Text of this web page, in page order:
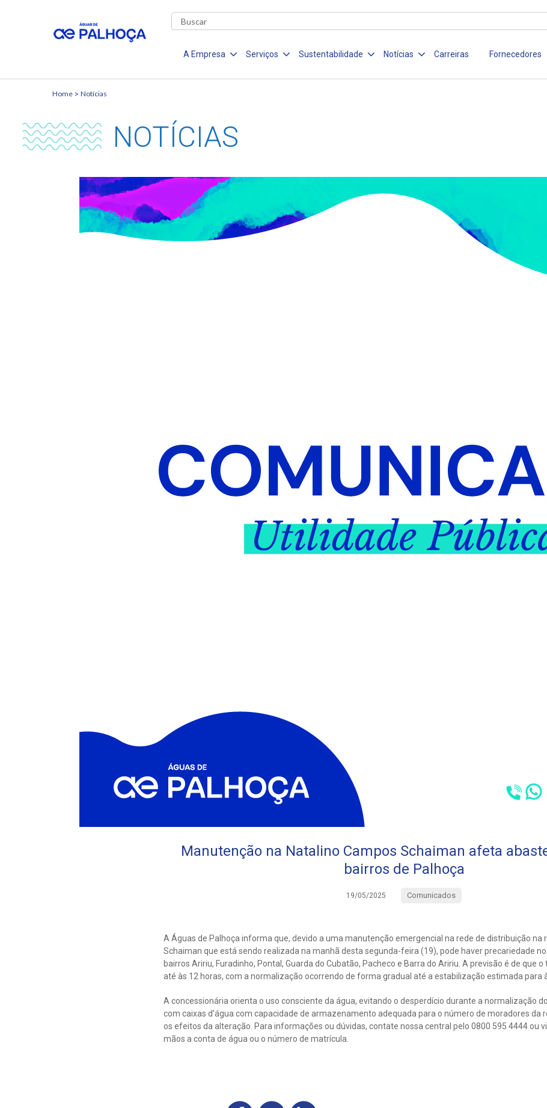
A Empresa Serviços Sustentabilidade Notícias Carreiras Fornecedores
Home Notícias
NOTÍCIAS
Manutenção na Natalino Campos Schaiman afeta
bairros de Palhoça
19/05/2025 Comunicados
A Águas de Palhoça informa que, devido a uma manutenção emergencial na rede de distribuição na
Schaiman que está sendo realizada na manhã desta segunda-feira (19), pode haver precariedade
bairros Aririu, Furadinho, Pontal, Guarda do Cubatão, Pacheco e Barra do Aririu. A previsão é de que
até às 12 horas, com a normalização ocorrendo de forma gradual até a estabilização estimada para
A concessionária orienta o uso consciente da água, evitando o desperdício durante a normalização
com caixas d’água com capacidade de armazenamento adequada para o número de moradores da
os efeitos da alteração. Para informações ou dúvidas, contate nossa central pelo 0800 595 4444 ou
mãos a conta de água ou o número de matrícula.